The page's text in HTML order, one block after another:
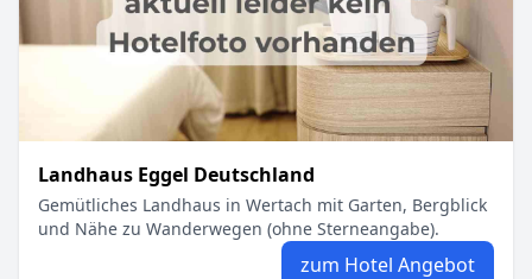
Landhaus Eggel Deutschland
Gemütliches Landhaus in Wertach mit Garten, Bergblick
und Nähe zu Wanderwegen (ohne Sterneangabe).
zum Hotel Angebot